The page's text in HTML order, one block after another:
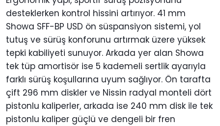
desteklerken kontrol hissini artırıyor. 41 mm
Showa SFF-BP USD ön süspansiyon sistemi, yol
tutuş ve sürüş konforunu artırmak üzere yüksek
tepki kabiliyeti sunuyor. Arkada yer alan Showa
tek tüp amortisör ise 5 kademeli sertlik ayarıyla
farklı sürüş koşullarına uyum sağlıyor. Ön tarafta
çift 296 mm diskler ve Nissin radyal monteli dört
pistonlu kaliperler, arkada ise 240 mm disk ile tek
pistonlu kaliper güçlü ve dengeli bir fren